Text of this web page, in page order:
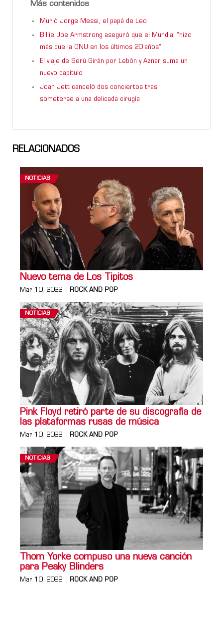
Más contenidos
Murió Jorge Messi, el papá de Leo
Billie Joe Armstrong aseguró que el Mundial “hizo
más que la ONU en los últimos 20 años”
El viaje de Serú Girán por Lebón y Aznar suma un
nuevo capítulo
Joan Jett canceló dos conciertos tras
someterse a una delicada cirugía
RELACIONADOS
NOTICIAS
Nuevo tema de Los Tipitos
Mar 10, 2022 ROCK AND POP
NOTICIAS
Pink Floyd retiró parte de su discografía de
las plataformas rusas de música
Mar 10, 2022 ROCK AND POP
NOTICIAS
Thom Yorke compuso una nueva canción
para Peaky Blinders
Mar 10, 2022 ROCK AND POP